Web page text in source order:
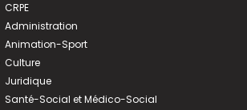
CRPE
Administration
Animation-Sport
Culture
Juridique
Santé-Social et Médico-Social